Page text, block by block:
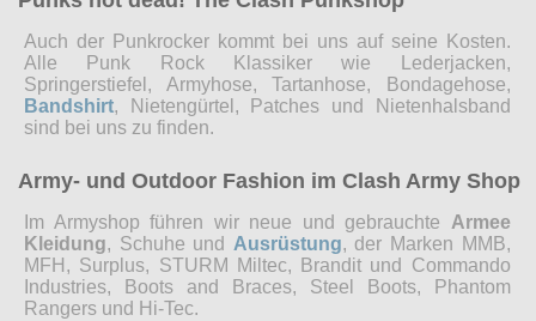
Auch der Punkrocker kommt bei uns auf seine Kosten.
Alle Punk Rock Klassiker wie Lederjacken,
Springerstiefel, Armyhose, Tartanhose, Bondagehose,
Bandshirt, Nietengürtel, Patches und Nietenhalsband
sind bei uns zu finden.
Army- und Outdoor Fashion im Clash Army Shop
Im Armyshop führen wir neue und gebrauchte Armee
Kleidung, Schuhe und Ausrüstung, der Marken MMB,
MFH, Surplus, STURM Miltec, Brandit und Commando
Industries, Boots and Braces, Steel Boots, Phantom
Rangers und Hi-Tec.